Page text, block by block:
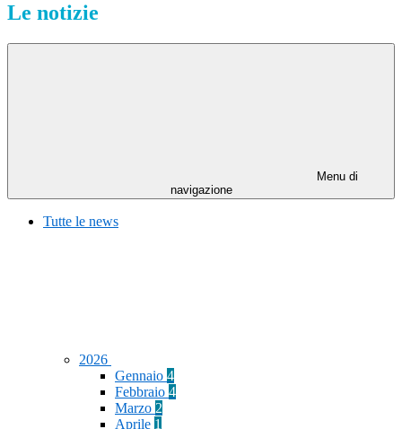
Le notizie
Menu di
navigazione
Tutte le news
2026
Gennaio 4
Febbraio 4
Marzo 2
Aprile 1